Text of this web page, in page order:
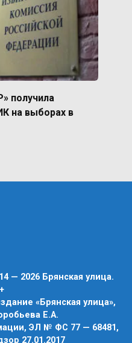
получила
на выборах в
— 2026 Брянская улица.
«Брянская улица»,
Е.А.
ЭЛ № ФС 77 — 68481,
27.01.2017